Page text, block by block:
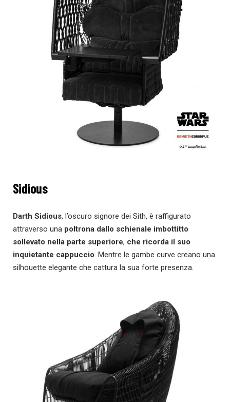
Sidious
Darth Sidious, l’oscuro signore dei Sith, è raffigurato
attraverso una poltrona dallo schienale imbottitto
sollevato nella parte superiore, che ricorda il suo
inquietante cappuccio. Mentre le gambe curve creano una
silhouette elegante che cattura la sua forte presenza.